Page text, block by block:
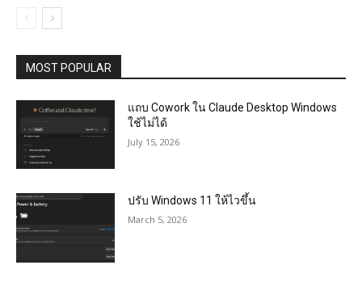
MOST POPULAR
แถบ Cowork ใน Claude Desktop Windows
ใช้ไม่ได้
July 15, 2026
ปรับ Windows 11 ให้ไวขึ้น
March 5, 2026